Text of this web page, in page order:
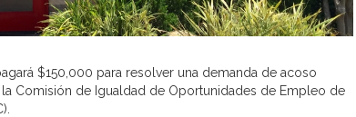
$150,000 para resolver una demanda de acoso
Comisión de Igualdad de Oportunidades de Empleo de